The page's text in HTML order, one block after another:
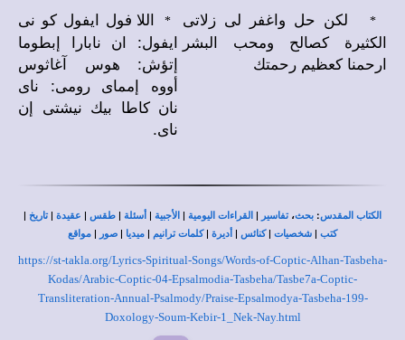
*
اللا فول ايفول كو نى
ايفول: ان نابارا إبطوما
إتؤش: هوس آغاثوس
أووه إمماى رومى: ناى
نان كاطا بيك نيشتى إن
ناى.
*
لكن حل واغفر لى زلاتى
الكثيرة كصالح ومحب البشر
ارحمنا كعظيم رحمتك
الكتاب المقدس: بحث،تفاسير | القراءات اليومية | الأجبية | أسئلة | طقس | عقيدة |تاريخ |
كتب | شخصيات |كنائس | أديرة |كلمات ترانيم | ميديا | صور | مواقع
https://st-takla.org/Lyrics-Spiritual-Songs/Words-of-Coptic-Alhan-Tasbeha-
Kodas/Arabic-Coptic-04-Epsalmodia-Tasbeha/Tasbe7a-Coptic-
Transliteration-Annual-Psalmody/Praise-Epsalmodya-Tasbeha-199-
Doxology-Soum-Kebir-1_Nek-Nay.html